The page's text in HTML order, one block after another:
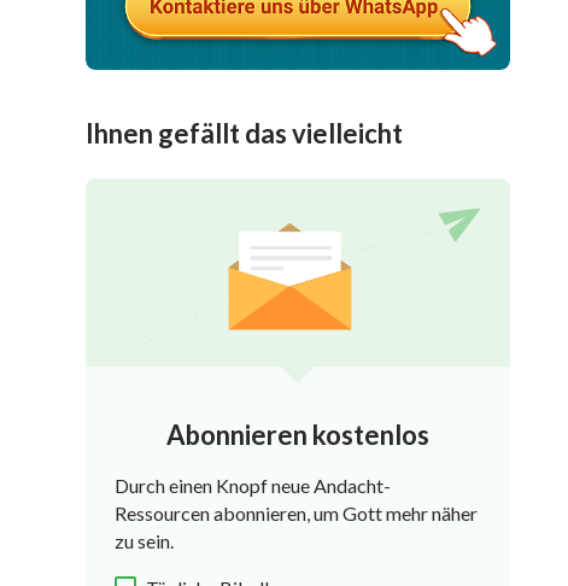
Ihnen gefällt das vielleicht
Abonnieren kostenlos
Durch einen Knopf neue Andacht-
Ressourcen abonnieren, um Gott mehr näher
zu sein.